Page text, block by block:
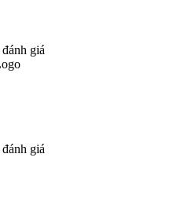
đánh giá
đánh giá